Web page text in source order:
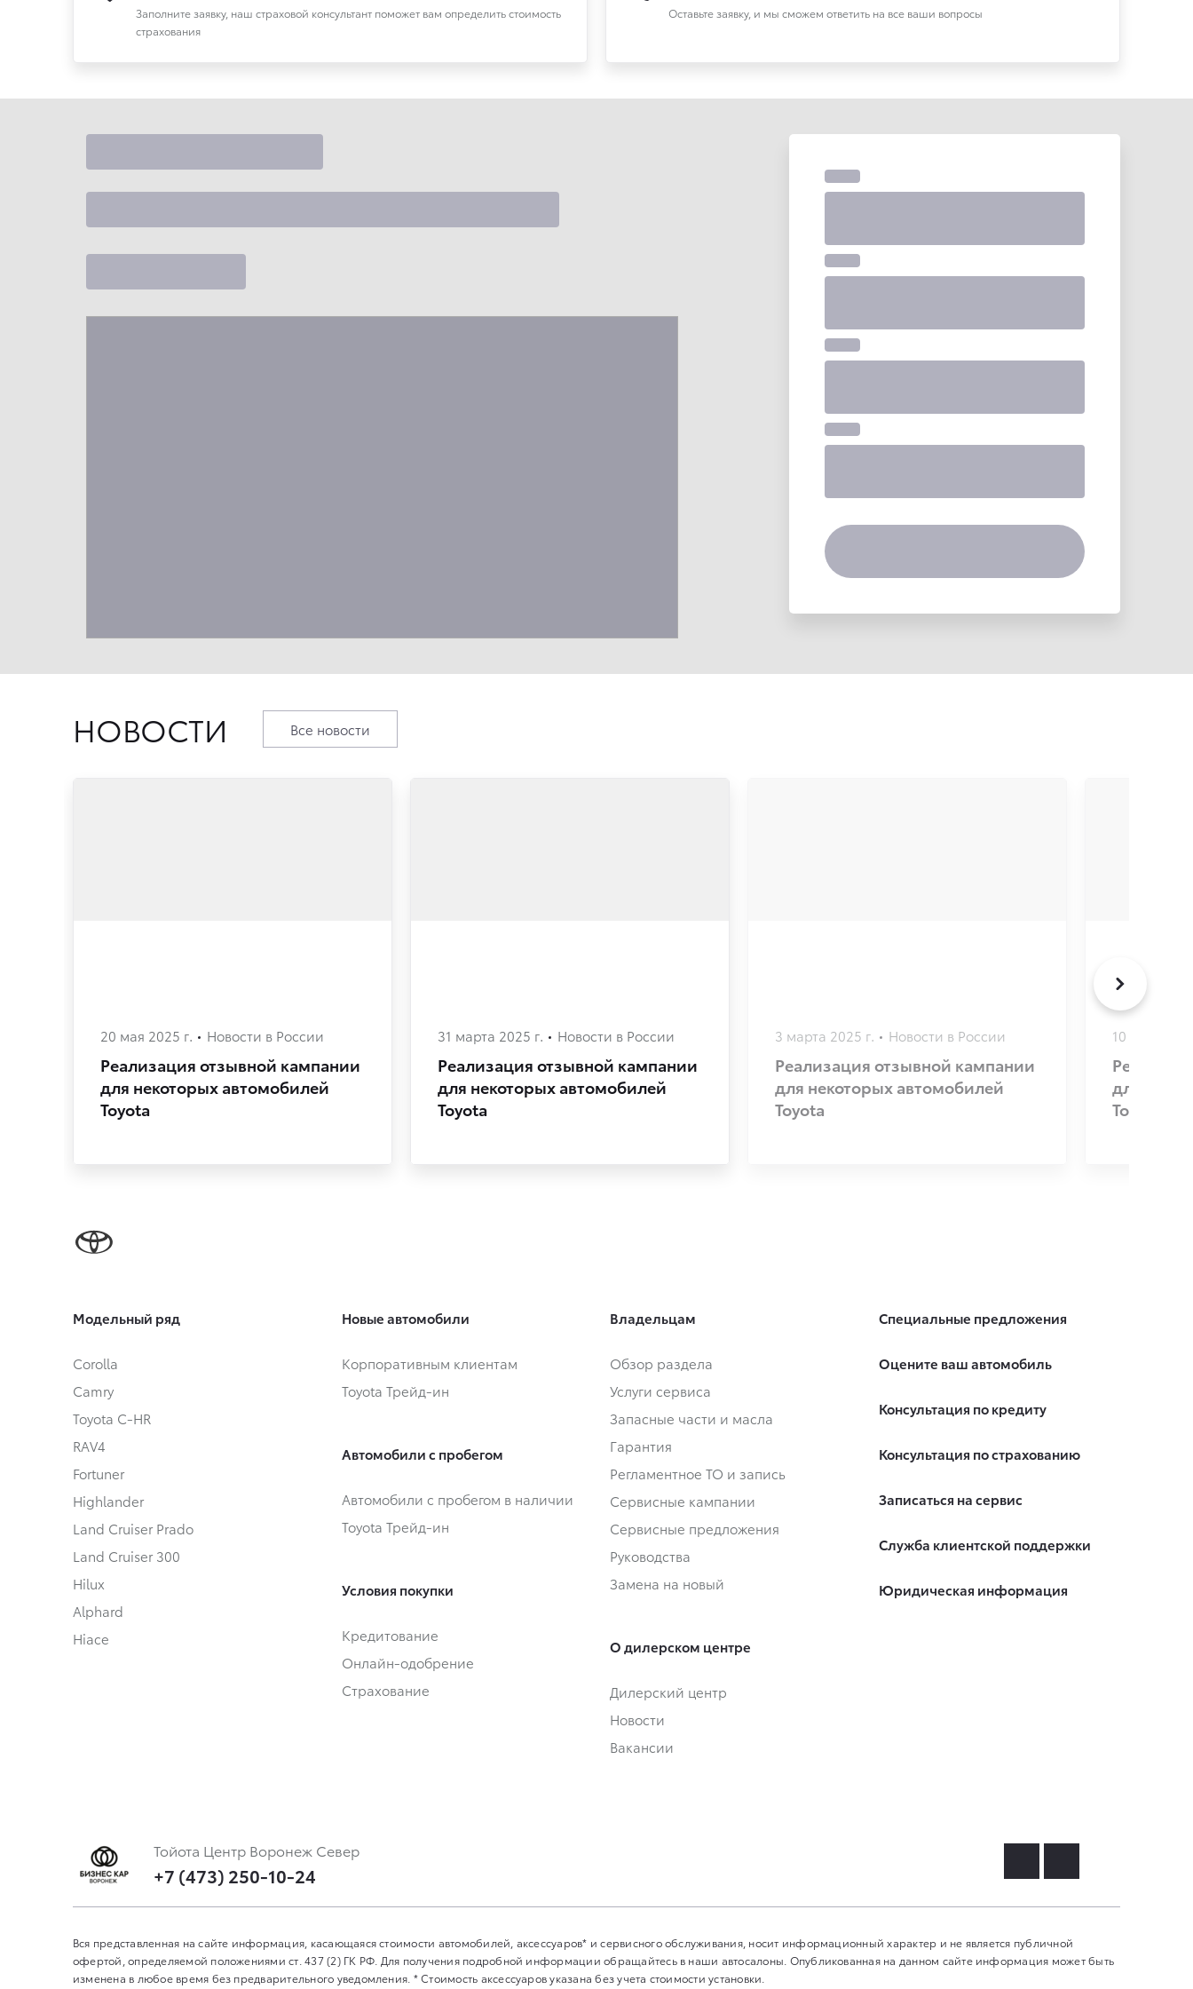
Заполните заявку, наш страховой консультант поможет вам определить стоимость
страхования
Оставьте заявку, и мы сможем ответить на все ваши вопросы
НОВОСТИ Все новости
Новости в России
20 мая 2025 г.
Реализация отзывной кампании
для некоторых автомобилей
Toyota
Новости в России
31 марта 2025 г.
Реализация отзывной кампании
для некоторых автомобилей
Toyota
Новости в России
3 марта 2025 г.
Реализация отзывной кампании
для некоторых автомобилей
Toyota
10 января
для
Toyota
Модельный ряд
Corolla
Camry
Toyota C-HR
RAV4
Fortuner
Highlander
Land Cruiser Prado
Land Cruiser 300
Hilux
Alphard
Hiace
Новые автомобили
Корпоративным клиентам
Toyota Трейд-ин
Автомобили с пробегом
Автомобили с пробегом в наличии
Toyota Трейд-ин
Условия покупки
Кредитование
Онлайн-одобрение
Страхование
Владельцам
Обзор раздела
Услуги сервиса
Запасные части и масла
Гарантия
Регламентное ТО и запись
Сервисные кампании
Сервисные предложения
Руководства
Замена на новый
О дилерском центре
Дилерский центр
Новости
Вакансии
Специальные предложения
Оцените ваш автомобиль
Консультация по кредиту
Консультация по страхованию
Записаться на сервис
Служба клиентской поддержки
Юридическая информация
Тойота Центр Воронеж Север
+7 (473) 250-10-24
Вся представленная на сайте информация, касающаяся стоимости автомобилей, аксессуаров* и сервисного обслуживания, носит информационный характер и не является публичной
офертой, определяемой положениями ст. 437 (2) ГК РФ. Для получения подробной информации обращайтесь в наши автосалоны. Опубликованная на данном сайте информация может быть
изменена в любое время без предварительного уведомления. * Стоимость аксессуаров указана без учета стоимости установки.